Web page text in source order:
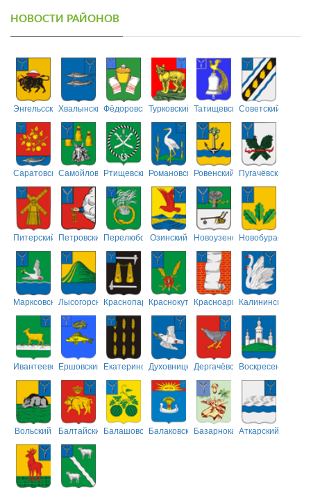
НОВОСТИ РАЙОНОВ
ЭнгельсскийХвалынскийФёдоровскийТурковский ТатищевскийСоветский
СаратовскийСамойловскийРтищевскийРомановскийРовенский Пугачёвский
Питерский ПетровскийПерелюбскийОзинский НовоузенскийНовобурасский
МарксовскийЛысогорскийКраснопартизанский
КраснокутскийКрасноармейский
Калининский
ИвантеевскийЕршовский ЕкатериновскийДуховницкийДергачёвскийВоскресенский
Вольский БалтайскийБалашовскийБалаковскийБазарнокарабулакский
Аткарский